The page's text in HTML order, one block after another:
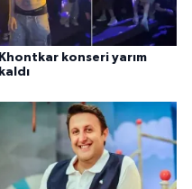
Khontkar konseri yarım
kaldı